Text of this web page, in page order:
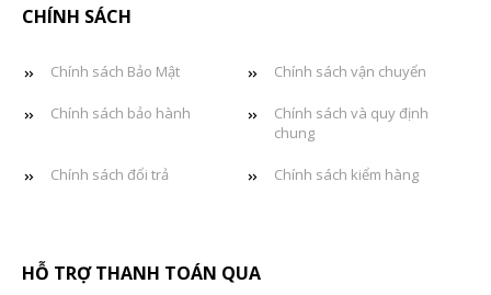
CHÍNH SÁCH
Chính sách Bảo Mật Chính sách vận chuyển
Chính sách bảo hành
Chính sách và quy định
chung
Chính sách đổi trả Chính sách kiểm hàng
HỖ TRỢ THANH TOÁN QUA